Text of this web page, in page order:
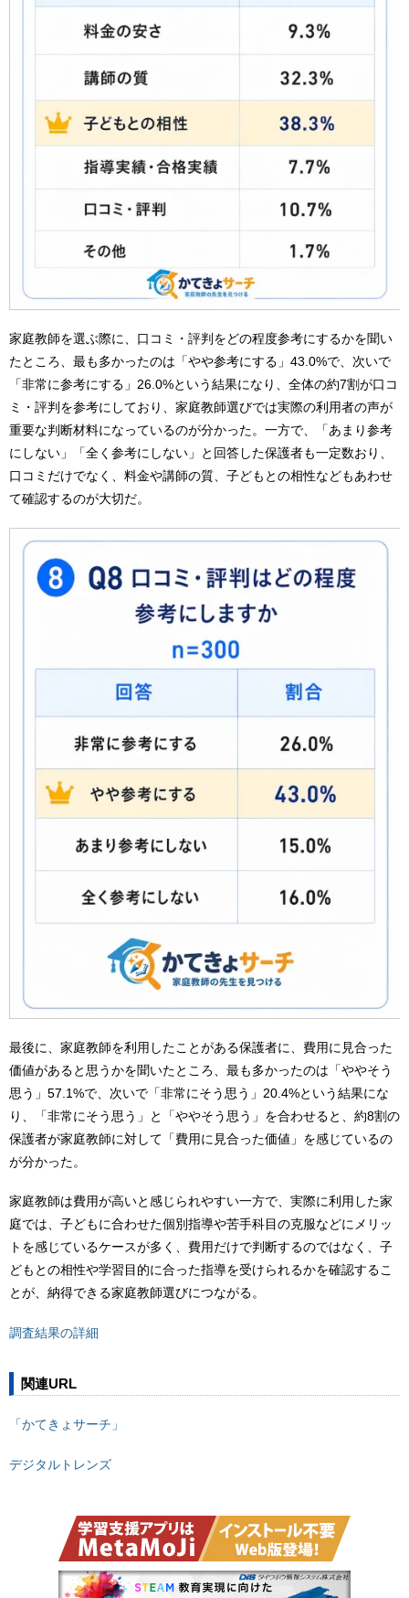
家庭教師を選ぶ際に、口コミ・評判をどの程度参考にするかを聞い
たところ、最も多かったのは「やや参考にする」43.0%で、次いで
「非常に参考にする」26.0%という結果になり、全体の約7割が口コ
ミ・評判を参考にしており、家庭教師選びでは実際の利用者の声が
重要な判断材料になっているのが分かった。一方で、「あまり参考
にしない」「全く参考にしない」と回答した保護者も一定数おり、
口コミだけでなく、料金や講師の質、子どもとの相性などもあわせ
て確認するのが大切だ。
最後に、家庭教師を利用したことがある保護者に、費用に見合った
価値があると思うかを聞いたところ、最も多かったのは「ややそう
思う」57.1%で、次いで「非常にそう思う」20.4%という結果にな
り、「非常にそう思う」と「ややそう思う」を合わせると、約8割の
保護者が家庭教師に対して「費用に見合った価値」を感じているの
が分かった。
家庭教師は費用が高いと感じられやすい一方で、実際に利用した家
庭では、子どもに合わせた個別指導や苦手科目の克服などにメリッ
トを感じているケースが多く、費用だけで判断するのではなく、子
どもとの相性や学習目的に合った指導を受けられるかを確認するこ
とが、納得できる家庭教師選びにつながる。
調査結果の詳細
関連URL
「かてきょサーチ」
デジタルトレンズ